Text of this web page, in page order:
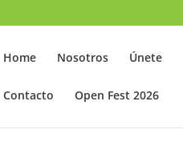
Home Nosotros Únete
Contacto Open Fest 2026